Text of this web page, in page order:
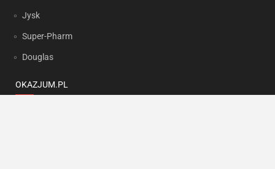
Jysk
Super-Pharm
Douglas
OKAZJUM.PL